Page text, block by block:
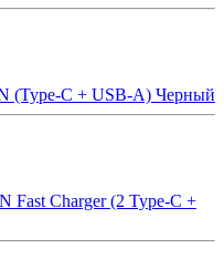
(Type-C + USB-A) Черный
Fast Charger (2 Type-C +